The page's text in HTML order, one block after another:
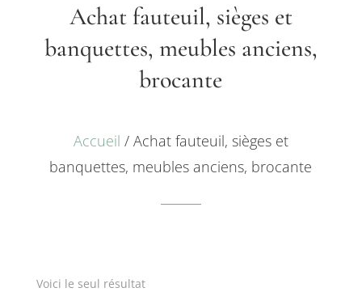
Achat fauteuil, sièges et
banquettes, meubles anciens,
brocante
Accueil / Achat fauteuil, sièges et
banquettes, meubles anciens, brocante
Voici le seul résultat